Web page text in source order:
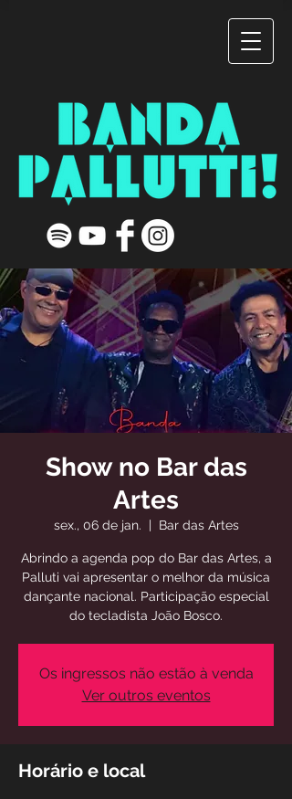
Show no Bar das
Artes
sex., 06 de jan.
  |
Bar das Artes
Abrindo a agenda pop do Bar das Artes, a
Palluti vai apresentar o melhor da música
dançante nacional. Participação especial
do tecladista João Bosco.
Os ingressos não estão à venda
Ver outros eventos
Horário e local